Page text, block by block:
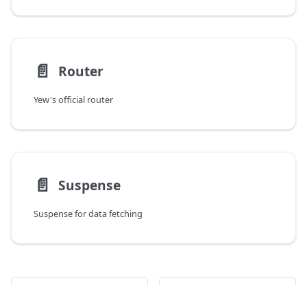
📄️ Router
Yew's official router
📄️ Suspense
Suspense for data fetching